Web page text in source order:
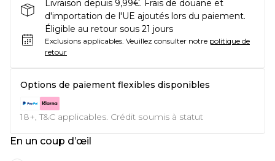
Livraison depuis 9,99€. Frais de douane et
d'importation de l'UE ajoutés lors du paiement.
Éligible au retour sous 21 jours
Exclusions applicables. Veuillez consulter notre politique de
retour
Options de paiement flexibles disponibles
18+, T&C applicables. Crédit soumis à statut
En un coup d’œil